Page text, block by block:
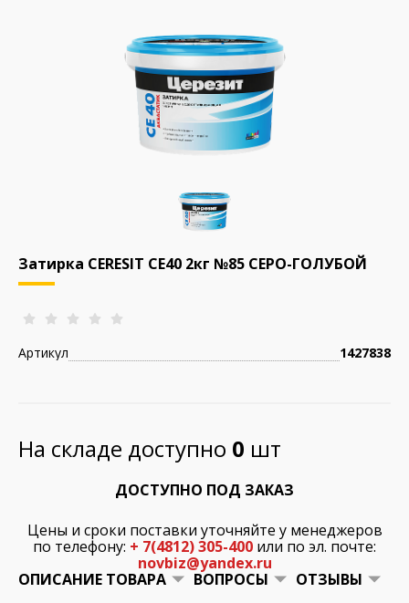
Затирка CERESIT CE40 2кг №85 СЕРО-ГОЛУБОЙ
Артикул 1427838
На складе доступно 0 шт
ДОСТУПНО ПОД ЗАКАЗ
Цены и сроки поставки уточняйте у менеджеров
по телефону: + 7(4812) 305-400 или по эл. почте:
novbiz@yandex.ru
ОПИСАНИЕ ТОВАРА
ВОПРОСЫ ОТЗЫВЫ